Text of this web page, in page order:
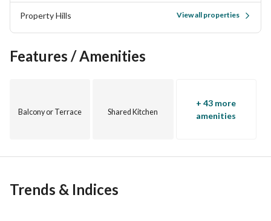
Property Hills View all properties
Features / Amenities
Balcony or Terrace Shared Kitchen
+ 43 more
amenities
Trends & Indices